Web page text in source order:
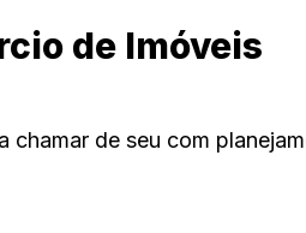
de Imóveis
chamar de seu com